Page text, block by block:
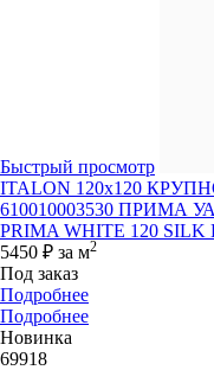
Быстрый просмотр
ITALON 120x120
610010003530 ПРИМА
PRIMA WHITE 120
5450 ₽ за м2
Под заказ
Подробнее
Подробнее
Новинка
69918